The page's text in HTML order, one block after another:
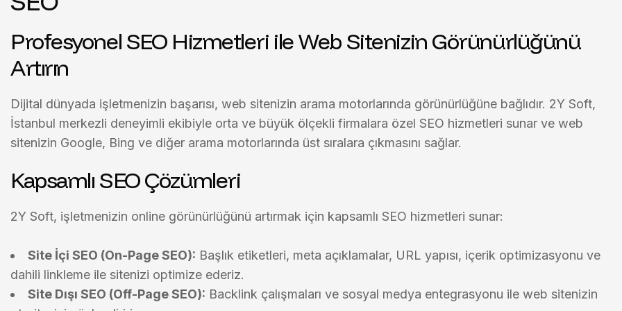
Profesyonel SEO Hizmetleri ile Web Sitenizin Görünürlüğünü
Artırın
Dijital dünyada işletmenizin başarısı, web sitenizin arama motorlarında görünürlüğüne bağlıdır. 2Y Soft,
İstanbul merkezli deneyimli ekibiyle orta ve büyük ölçekli firmalara özel SEO hizmetleri sunar ve web
sitenizin Google, Bing ve diğer arama motorlarında üst sıralara çıkmasını sağlar.
Kapsamlı SEO Çözümleri
2Y Soft, işletmenizin online görünürlüğünü artırmak için kapsamlı SEO hizmetleri sunar:
Site İçi SEO (On-Page SEO): Başlık etiketleri, meta açıklamalar, URL yapısı, içerik optimizasyonu ve
dahili linkleme ile sitenizi optimize ederiz.
Site Dışı SEO (Off-Page SEO): Backlink çalışmaları ve sosyal medya entegrasyonu ile web sitenizin